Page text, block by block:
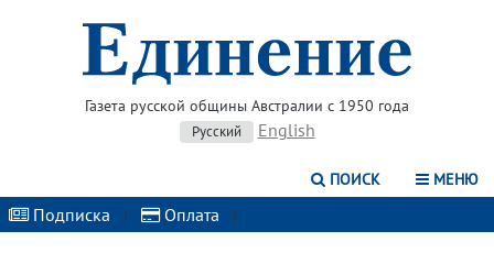
Газета русской общины Австралии с 1950 года
Русский English
ПОИСК МЕНЮ
Подписка | Оплата |